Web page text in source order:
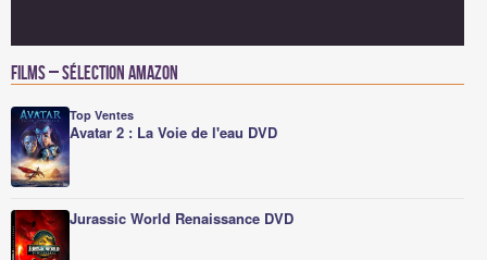
Films – Sélection Amazon
Top Ventes
Avatar 2 : La Voie de l'eau DVD
Jurassic World Renaissance DVD